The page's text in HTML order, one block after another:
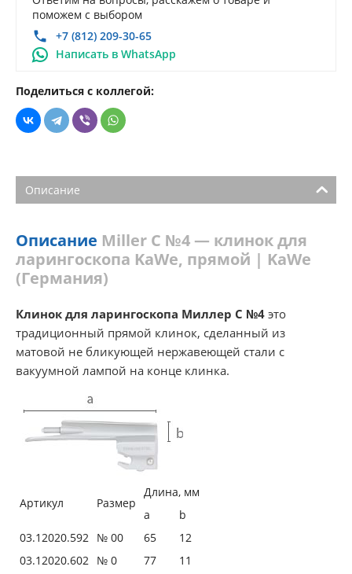
поможем с выбором
+7 (812) 209-30-65
Написать в WhatsApp
Поделиться с коллегой:
Описание
Описание Miller С №4 — клинок для
ларингоскопа KaWe, прямой | KaWe
(Германия)
Клинок для ларингоскопа Миллер С №4 это
традиционный прямой клинок, сделанный из
матовой не бликующей нержавеющей стали с
вакуумной лампой на конце клинка.
Артикул Размер
Длина, мм
a
b
03.12020.592
№ 00 65
12
03.12020.602
№ 0 77
11